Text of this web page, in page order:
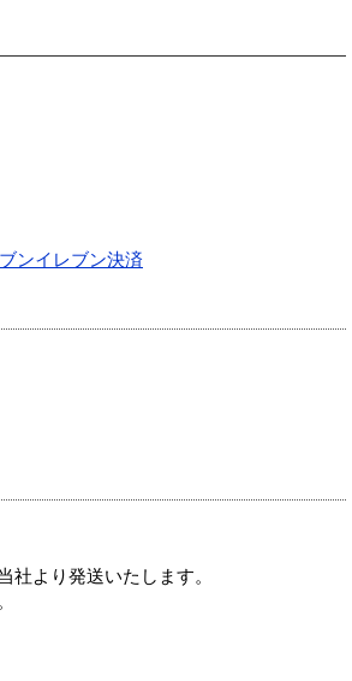
ンイレブン決済
より発送いたします。